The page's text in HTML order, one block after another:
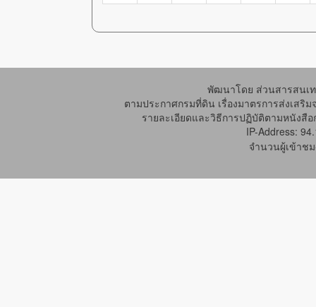
พัฒนาโดย ส่วนสารสนเ
ตามประกาศกรมที่ดิน เรื่องมาตรการส่งเสริ
รายละเอียดและวิธีการปฏิบัติตามหนังสื
IP-Address:
จำนวนผู้เข้าช